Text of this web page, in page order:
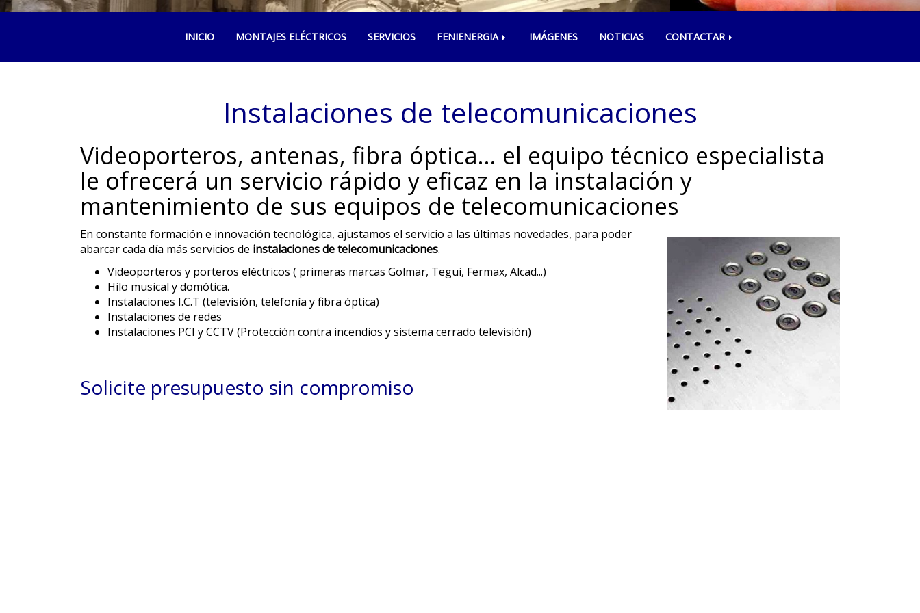
INICIO MONTAJES ELÉCTRICOS SERVICIOS FENIENERGIA IMÁGENES NOTICIAS CONTACTAR
Instalaciones de telecomunicaciones
Videoporteros, antenas, fibra óptica... el equipo técnico especialista
le ofrecerá un servicio rápido y eficaz en la instalación y
mantenimiento de sus equipos de telecomunicaciones
En constante formación e innovación tecnológica, ajustamos el servicio a las últimas novedades, para poder
abarcar cada día más servicios de instalaciones de telecomunicaciones.
Videoporteros y porteros eléctricos ( primeras marcas Golmar, Tegui, Fermax, Alcad...)
Hilo musical y domótica.
Instalaciones I.C.T (televisión, telefonía y fibra óptica)
Instalaciones de redes
Instalaciones PCI y CCTV (Protección contra incendios y sistema cerrado televisión)
Solicite presupuesto sin compromiso